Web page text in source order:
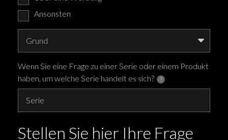
Ansonsten
Wenn Sie eine Frage zu einer Serie oder einem Produkt
haben, um welche Serie handelt es sich?
?
Stellen Sie hier Ihre Frage